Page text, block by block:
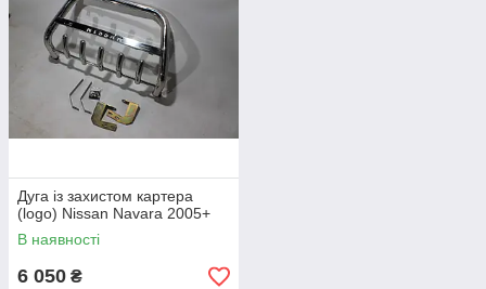
Дуга із захистом картера
(logo) Nissan Navara 2005+
В наявності
6 050 ₴